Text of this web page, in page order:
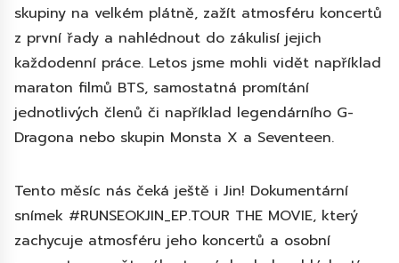
skupiny na velkém plátně, zažít atmosféru koncertů
z první řady a nahlédnout do zákulisí jejich
každodenní práce. Letos jsme mohli vidět například
maraton filmů BTS, samostatná promítání
jednotlivých členů či například legendárního G-
Dragona nebo skupin Monsta X a Seventeen.
Tento měsíc nás čeká ještě i Jin! Dokumentární
snímek #RUNSEOKJIN_EP.TOUR THE MOVIE, který
zachycuje atmosféru jeho koncertů a osobní